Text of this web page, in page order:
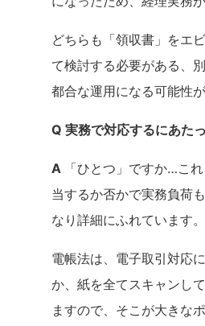
どちらも「領収書」をエ
て検討する必要がある、
都合な運用になる可能性
Q 実務で対応するにあた
A
「ひとつ」ですか…こ
当するか否かで実務負荷
なり詳細にふれています。
電帳法は、電子取引対応
か、紙を全てスキャンし
ますので、そこが大きな